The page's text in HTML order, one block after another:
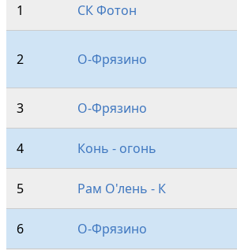
1
СК Фотон
2 О-Фрязино
3
О-Фрязино
4
Конь - огонь
5
Рам О'лень - К
6
О-Фрязино